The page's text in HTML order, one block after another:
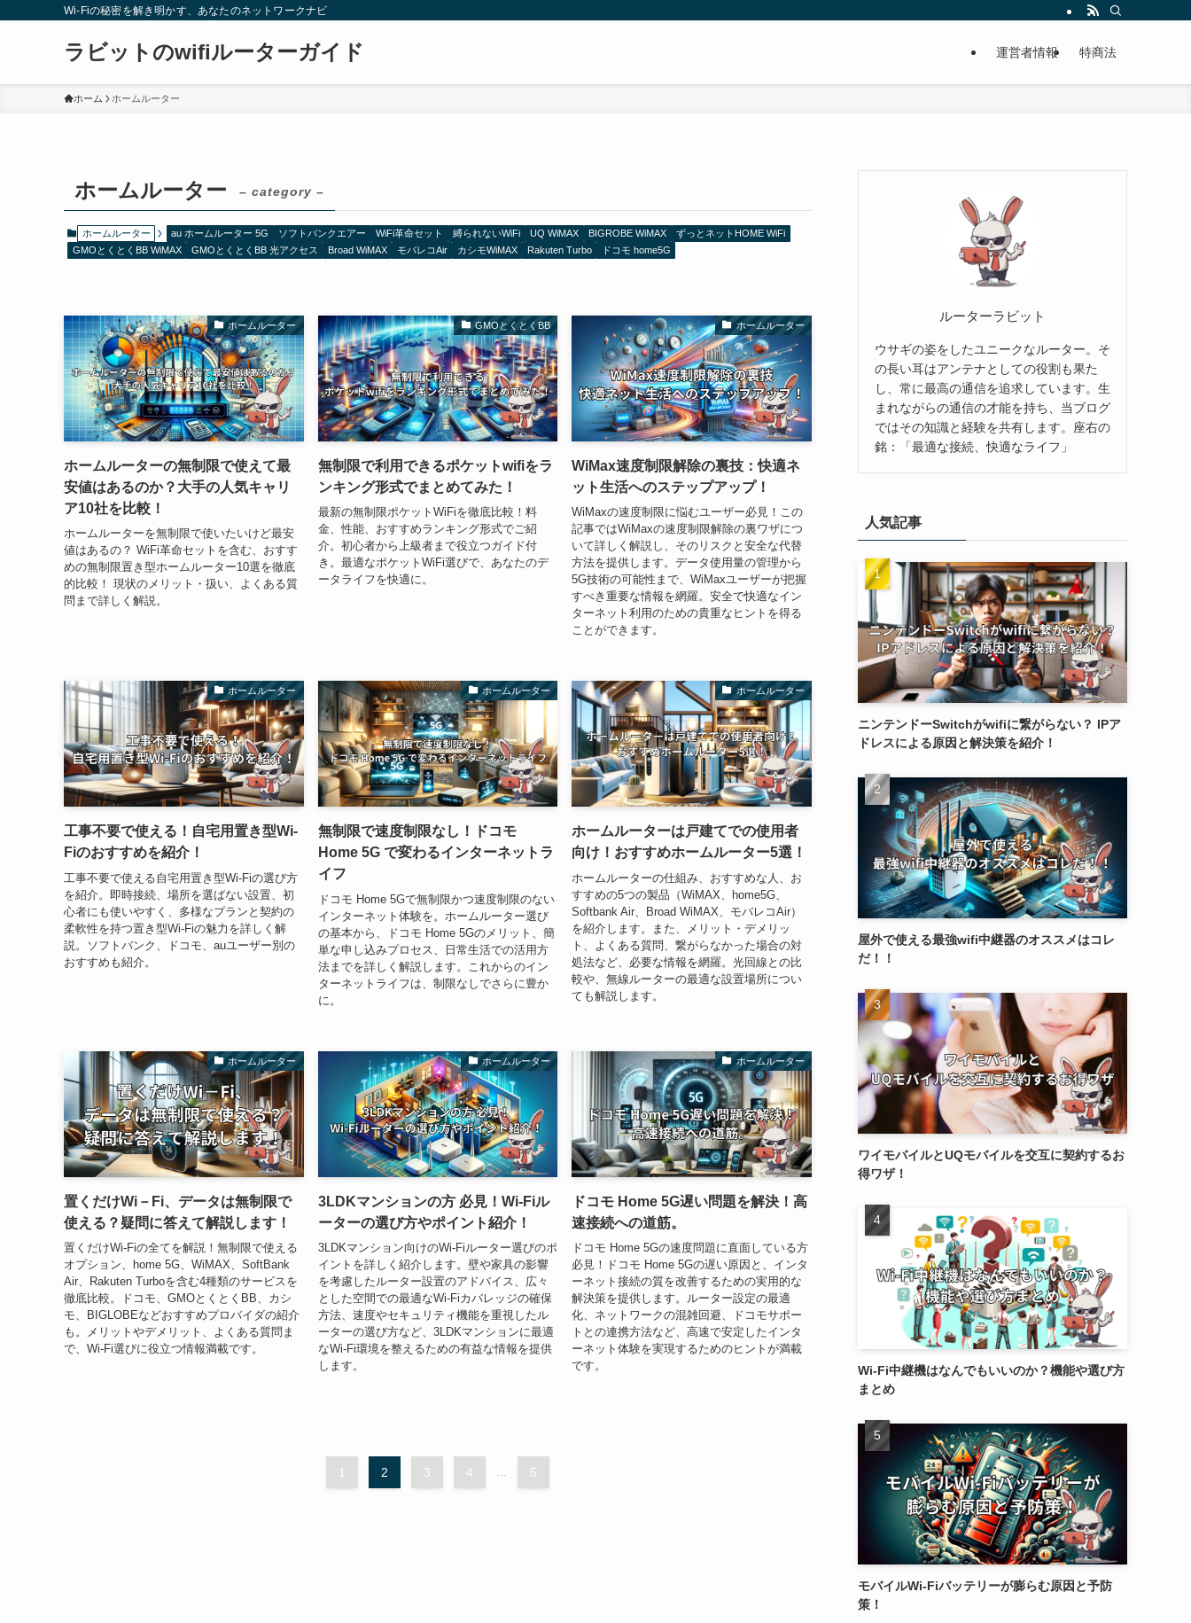
Wi-Fiの秘密を解き明かす、あなたのネットワークナビ
ラビットのwifiルーターガイド 運営者情報 特商法
ホーム ホームルーター
ホームルーター – category –
ホームルーター au ホームルーター 5G ソフトバンクエアー WiFi革命セット 縛られないWiFi UQ WiMAX BIGROBE WiMAX
ずっとネットHOME WiFi
GMOとくとくBB WiMAX
GMOとくとくBB 光アクセス Broad WiMAX モバレコAir カシモWiMAX Rakuten Turbo ドコモ home5G
ホームルーター
ホームルーターの無制限で使えて最
安値はあるのか？大手の人気キャリ
ア10社を比較！
ホームルーターを無制限で使いたいけど最安
値はあるの？ WiFi革命セットを含む、おすす
めの無制限置き型ホームルーター10選を徹底
的比較！ 現状のメリット・扱い、よくある質
問まで詳しく解説。
GMOとくとくBB
無制限で利用できるポケットwifiをラ
ンキング形式でまとめてみた！
最新の無制限ポケットWiFiを徹底比較！料
金、性能、おすすめランキング形式でご紹
介。初心者から上級者まで役立つガイド付
き。最適なポケットWiFi選びで、あなたのデ
ータライフを快適に。
ホームルーター
WiMax速度制限解除の裏技：快適ネ
ット生活へのステップアップ！
WiMaxの速度制限に悩むユーザー必見！この
記事ではWiMaxの速度制限解除の裏ワザにつ
いて詳しく解説し、そのリスクと安全な代替
方法を提供します。データ使用量の管理から
5G技術の可能性まで、WiMaxユーザーが把握
すべき重要な情報を網羅。安全で快適なイン
ターネット利用のための貴重なヒントを得る
ことができます。
ホームルーター
工事不要で使える！自宅用置き型Wi-
Fiのおすすめを紹介！
工事不要で使える自宅用置き型Wi-Fiの選び方
を紹介。即時接続、場所を選ばない設置、初
心者にも使いやすく、多様なプランと契約の
柔軟性を持つ置き型Wi-Fiの魅力を詳しく解
説。ソフトバンク、ドコモ、auユーザー別の
おすすめも紹介。
ホームルーター
無制限で速度制限なし！ドコモ
Home 5G で変わるインターネットラ
イフ
ドコモ Home 5Gで無制限かつ速度制限のない
インターネット体験を。ホームルーター選び
の基本から、ドコモ Home 5Gのメリット、簡
単な申し込みプロセス、日常生活での活用方
法までを詳しく解説します。これからのイン
ターネットライフは、制限なしでさらに豊か
に。
ホームルーター
ホームルーターは戸建てでの使用者
向け！おすすめホームルーター5選！
ホームルーターの仕組み、おすすめな人、お
すすめの5つの製品（WiMAX、home5G、
Softbank Air、Broad WiMAX、モバレコAir）
を紹介します。また、メリット・デメリッ
ト、よくある質問、繋がらなかった場合の対
処法など、必要な情報を網羅。光回線との比
較や、無線ルーターの最適な設置場所につい
ても解説します。
ホームルーター
置くだけWi－Fi、データは無制限で
使える？疑問に答えて解説します！
置くだけWi-Fiの全てを解説！無制限で使える
オプション、home 5G、WiMAX、SoftBank
Air、Rakuten Turboを含む4種類のサービスを
徹底比較。ドコモ、GMOとくとくBB、カシ
モ、BIGLOBEなどおすすめプロバイダの紹介
も。メリットやデメリット、よくある質問ま
で、Wi-Fi選びに役立つ情報満載です。
ホームルーター
3LDKマンションの方 必見！Wi-Fiル
ーターの選び方やポイント紹介！
3LDKマンション向けのWi-Fiルーター選びのポ
イントを詳しく紹介します。壁や家具の影響
を考慮したルーター設置のアドバイス、広々
とした空間での最適なWi-Fiカバレッジの確保
方法、速度やセキュリティ機能を重視したル
ーターの選び方など、3LDKマンションに最適
なWi-Fi環境を整えるための有益な情報を提供
します。
ホームルーター
ドコモ Home 5G遅い問題を解決！高
速接続への道筋。
ドコモ Home 5Gの速度問題に直面している方
必見！ドコモ Home 5Gの遅い原因と、インタ
ーネット接続の質を改善するための実用的な
解決策を提供します。ルーター設定の最適
化、ネットワークの混雑回避、ドコモサポー
トとの連携方法など、高速で安定したインタ
ーネット体験を実現するためのヒントが満載
です。
1 2 3 4 ... 5
ルーターラビット
ウサギの姿をしたユニークなルーター。そ
の長い耳はアンテナとしての役割も果た
し、常に最高の通信を追求しています。生
まれながらの通信の才能を持ち、当ブログ
ではその知識と経験を共有します。座右の
銘：「最適な接続、快適なライフ」
人気記事
ニンテンドーSwitchがwifiに繋がらない？ IPア
ドレスによる原因と解決策を紹介！
屋外で使える最強wifi中継器のオススメはコレ
だ！！
ワイモバイルとUQモバイルを交互に契約するお
得ワザ！
Wi-Fi中継機はなんでもいいのか？機能や選び方
まとめ
モバイルWi-Fiバッテリーが膨らむ原因と予防
策！